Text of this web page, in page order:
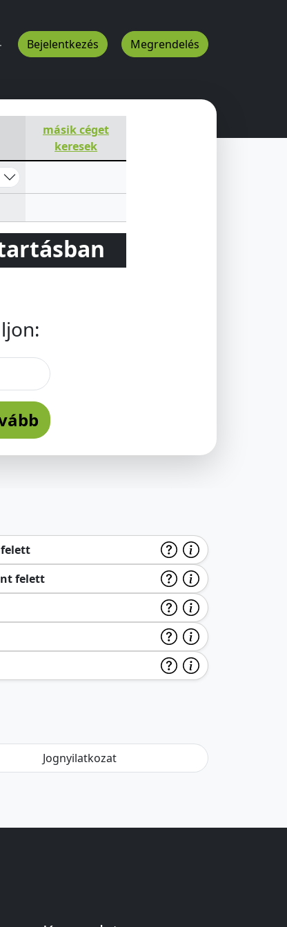
Bejelentkezés Megrendelés
másik céget
keresek
felett
Jognyilatkozat